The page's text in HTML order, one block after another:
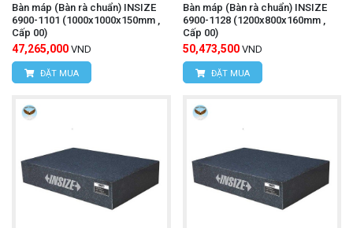
Bàn máp (Bàn rà chuẩn) INSIZE
6900-1101 (1000x1000x150mm ,
Cấp 00)
47,265,000 VND
ĐẶT MUA
Bàn máp (Bàn rà chuẩn) INSIZE
6900-1128 (1200x800x160mm ,
Cấp 00)
50,473,500 VND
ĐẶT MUA